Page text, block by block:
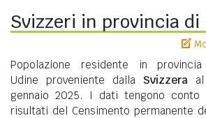
Svizzeri in provincia di
Popolazione residente in
Udine proveniente dalla Svizzera
gennaio 2025. I dati tengono conto
risultati del Censimento permanente